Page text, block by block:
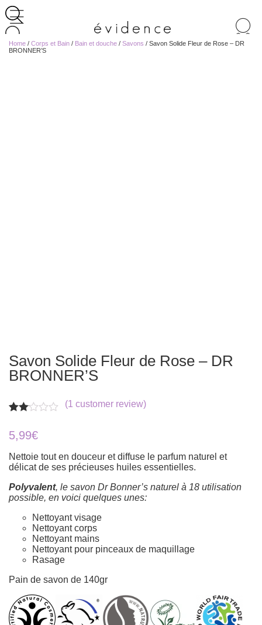
de
produits
Home / Corps et Bain / Bain et douche / Savons / Savon Solide Fleur de Rose – DR
BRONNER’S
Savon Solide Fleur de Rose – DR
BRONNER’S
2.00
out
based
on
rating
(1 customer review)
5,99€
Nettoie tout en douceur et diffuse le parfum naturel et
délicat de ses précieuses huiles essentielles.
Polyvalent, le savon Dr Bonner’s naturel à 18 utilisation
possible, en voici quelques unes:
Nettoyant visage
Nettoyant corps
Nettoyant mains
Nettoyant pour pinceaux de maquillage
Rasage
Pain de savon de 140gr